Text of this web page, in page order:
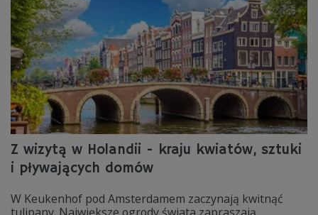
Z wizytą w Holandii - kraju kwiatów, sztuki
i pływających domów
W Keukenhof pod Amsterdamem zaczynają kwitnąć